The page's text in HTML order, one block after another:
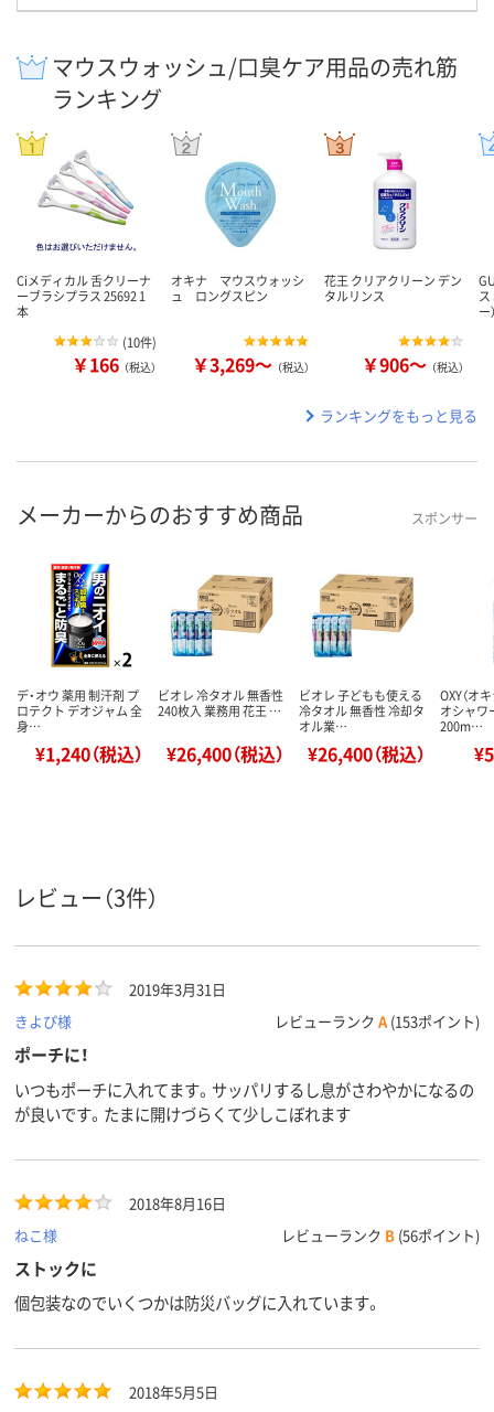
マウスウォッシュ/口臭ケア用品の売れ筋
ランキング
Ciメディカル 舌クリーナ
ーブラシプラス 25692 1
本
(10件)
￥166 （税込）
オキナ マウスウォッシ
ュ ロングスピン
￥3,269～ （税込）
花王 クリアクリーン デン
タルリンス
￥906～ （税込）
ー
ランキングをもっと見る
メーカーからのおすすめ商品 スポンサー
デ・オウ 薬用 制汗剤 プ
ロテクト デオジャム 全
身…
¥1,240（税込）
ビオレ 冷タオル 無香性
240枚入 業務用 花王 …
¥26,400（税込）
ビオレ 子どもも使える
冷タオル 無香性 冷却タ
オル業…
¥26,400（税込）
OXY（オ
オシャワ
200m…
レビュー（3件）
2019年3月31日
きよぴ様
レビューランク A (153ポイント)
ポーチに！
いつもポーチに入れてます。サッパリするし息がさわやかになるの
が良いです。たまに開けづらくて少しこぼれます
2018年8月16日
ねこ様
レビューランク B (56ポイント)
ストックに
個包装なのでいくつかは防災バッグに入れています。
2018年5月5日